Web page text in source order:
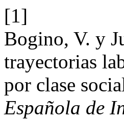
[1]
Bogino, V. y
trayectorias
por clase
Española de